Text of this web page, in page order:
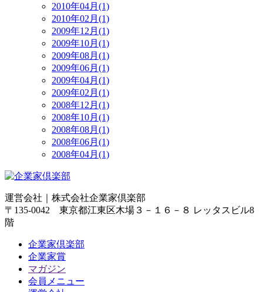
2010年04月(1)
2010年02月(1)
2009年12月(1)
2009年10月(1)
2009年08月(1)
2009年06月(1)
2009年04月(1)
2009年02月(1)
2008年12月(1)
2008年10月(1)
2008年08月(1)
2008年06月(1)
2008年04月(1)
運営会社｜ 株式会社企業家倶楽部
〒135-0042 東京都江東区木場３－１６－８ レッタスビル8
階
企業家倶楽部
企業家賞
マガジン
会員メニュー